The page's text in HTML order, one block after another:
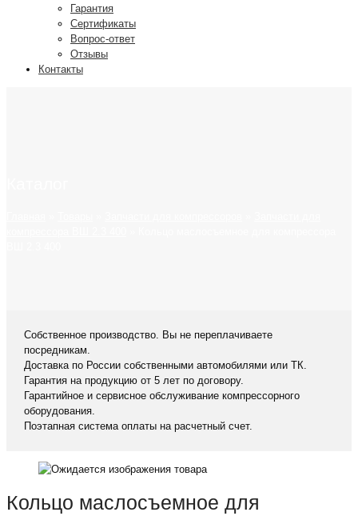
Гарантия
Сертификаты
Вопрос-ответ
Отзывы
Контакты
Собственное производство. Вы не переплачиваете
посредникам.
Доставка по России собственными автомобилями или ТК.
Гарантия на продукцию от 5 лет по договору.
Гарантийное и сервисное обслуживание компрессорного
оборудования.
Поэтапная система оплаты на расчетный счет.
Кольцо маслосъемное для